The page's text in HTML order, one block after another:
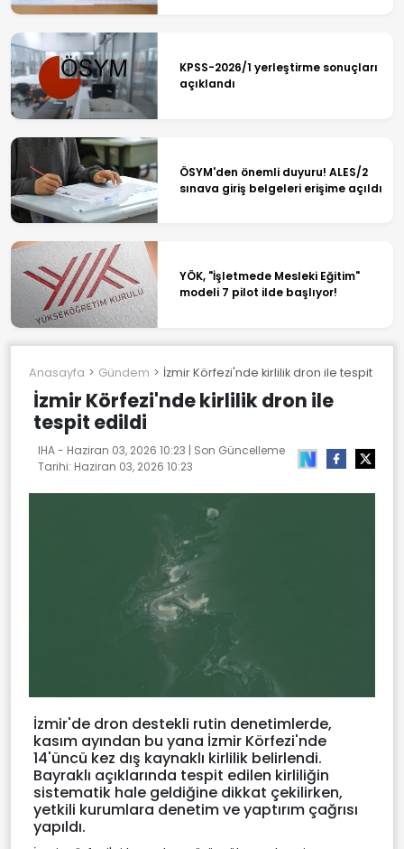
KPSS-2026/1 yerleştirme sonuçları
açıklandı
ÖSYM'den önemli duyuru! ALES/2
sınava giriş belgeleri erişime açıldı
YÖK, "İşletmede Mesleki Eğitim"
modeli 7 pilot ilde başlıyor!
Anasayfa Gündem İzmir Körfezi'nde kirlilik dron ile tespit
İzmir Körfezi'nde kirlilik dron ile
tespit edildi
IHA - Haziran 03, 2026 10:23 | Son Güncelleme
Tarihi: Haziran 03, 2026 10:23
İzmir'de dron destekli rutin denetimlerde,
kasım ayından bu yana İzmir Körfezi'nde
14'üncü kez dış kaynaklı kirlilik belirlendi.
Bayraklı açıklarında tespit edilen kirliliğin
sistematik hale geldiğine dikkat çekilirken,
yetkili kurumlara denetim ve yaptırım çağrısı
yapıldı.